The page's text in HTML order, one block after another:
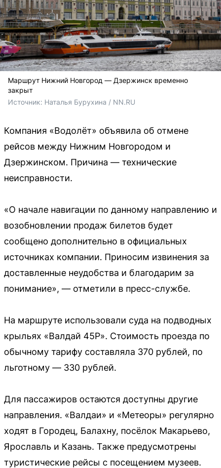
Маршрут Нижний Новгород — Дзержинск временно
закрыт
Источник: Наталья Бурухина / NN.RU
Компания «Водолёт» объявила об отмене
рейсов между Нижним Новгородом и
Дзержинском. Причина — технические
неисправности.
«О начале навигации по данному направлению и
возобновлении продаж билетов будет
сообщено дополнительно в официальных
источниках компании. Приносим извинения за
доставленные неудобства и благодарим за
понимание», — отметили в пресс-службе.
На маршруте использовали суда на подводных
крыльях «Валдай 45Р». Стоимость проезда по
обычному тарифу составляла 370 рублей, по
льготному — 330 рублей.
Для пассажиров остаются доступны другие
направления. «Валдаи» и «Метеоры» регулярно
ходят в Городец, Балахну, посёлок Макарьево,
Ярославль и Казань. Также предусмотрены
туристические рейсы с посещением музеев.